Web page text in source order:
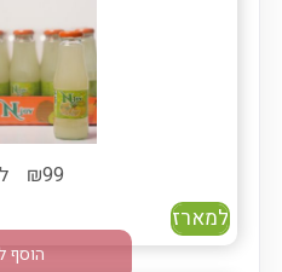
99
₪
למארז
הוסף